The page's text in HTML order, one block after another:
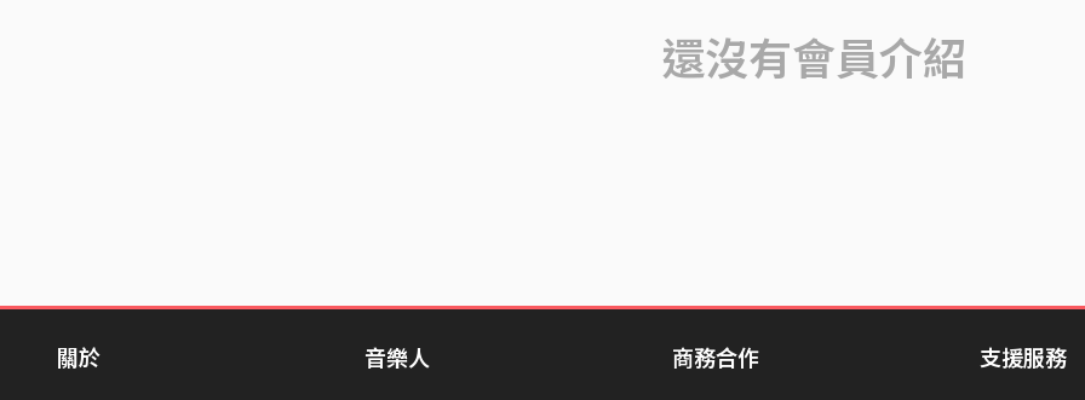
還沒有會員介紹
關於 音樂人 商務合作 支援服務